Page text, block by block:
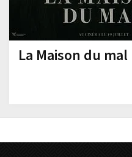
La Maison du mal